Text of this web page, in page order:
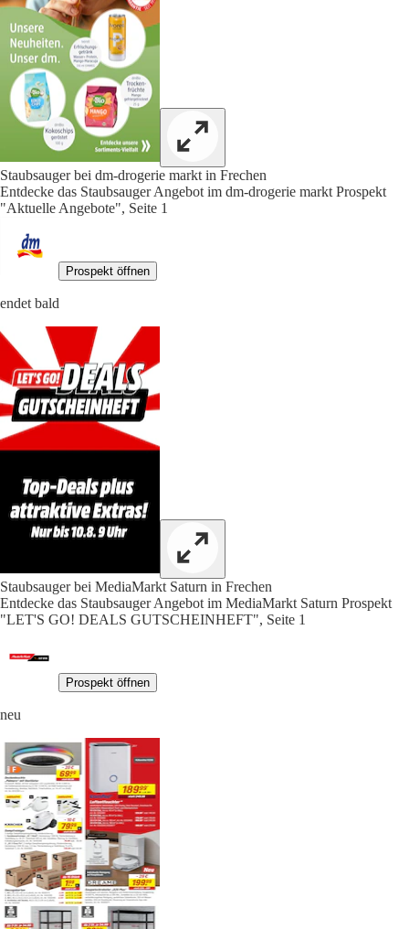
Staubsauger bei dm-drogerie markt in Frechen
Entdecke das Staubsauger Angebot im dm-drogerie markt Prospekt
"Aktuelle Angebote", Seite 1
Prospekt öffnen
endet bald
Staubsauger bei MediaMarkt Saturn in Frechen
Entdecke das Staubsauger Angebot im MediaMarkt Saturn Prospekt
"LET'S GO! DEALS GUTSCHEINHEFT", Seite 1
Prospekt öffnen
neu